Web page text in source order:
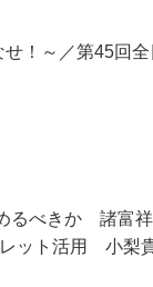
！～／第45回
るべきか 諸富
ト活用 小梨貴